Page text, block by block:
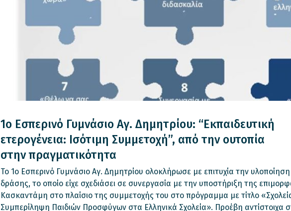
1ο Εσπερινό Γυμνάσιο Aγ. Δημητρίου: “Εκπαιδευτική
ετερογένεια: Ισότιμη Συμμετοχή”, από την ουτοπία
στην πραγματικότητα
Το 1ο Εσπερινό Γυμνάσιο Αγ. Δημητρίου ολοκλήρωσε με επιτυχία την
δράσης, το οποίο είχε σχεδιάσει σε συνεργασία με την υποστήριξη της
Κασκαντάμη στο πλαίσιο της συμμετοχής του στο πρόγραμμα με τίτλο
Συμπερίληψη Παιδιών Προσφύγων στα Ελληνικά Σχολεία». Προέβη αντίστοιχα